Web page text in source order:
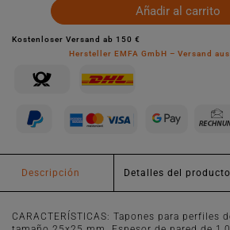
Añadir al carrito
Kostenloser Versand ab 150 €
Hersteller EMFA GmbH – Versand
Descripción Detalles del producto
CARACTERÍSTICAS: Tapones para perfiles